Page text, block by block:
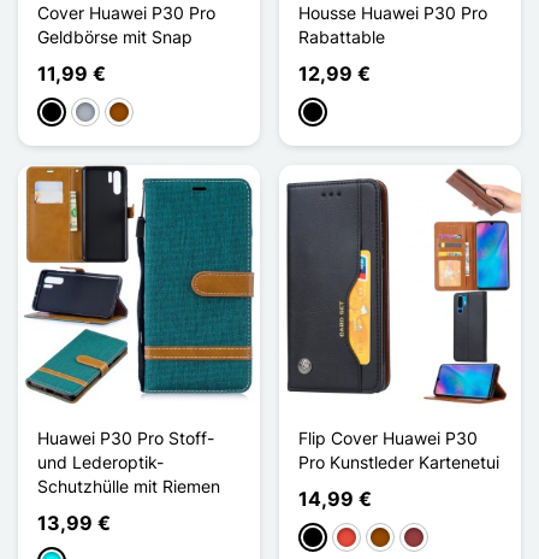
Cover Huawei P30 Pro
Geldbörse mit Snap
11,99 €
Schwarz
GrauBraun
Housse Huawei P30 Pro
Rabattable
12,99 €
Schwarz
Huawei P30 Pro Stoff-
und Lederoptik-
Schutzhülle mit Riemen
13,99 €
Flip Cover Huawei P30
Pro Kunstleder Kartenetui
14,99 €
Schwarz
Rot BraunDunkelrot